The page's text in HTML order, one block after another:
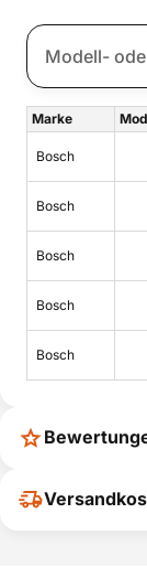
Marke
Bosch
Bosch
Bosch
Bosch
Bosch